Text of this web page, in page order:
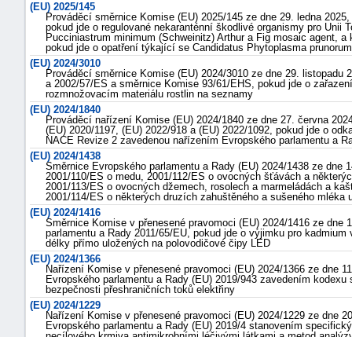
(EU) 2025/145
Prováděcí směrnice Komise (EU) 2025/145 ze dne 29. ledna
pokud jde o regulované nekaranténní škodlivé organismy pro Unii
Pucciniastrum minimum (Schweinitz) Arthur a Fig mosaic agent,
pokud jde o opatření týkající se Candidatus Phytoplasma
(EU) 2024/3010
Prováděcí směrnice Komise (EU) 2024/3010 ze dne 29. listopadu
a 2002/57/ES a směrnice Komise 93/61/EHS, pokud jde o
rozmnožovacím materiálu rostlin na seznamy
(EU) 2024/1840
Prováděcí nařízení Komise (EU) 2024/1840 ze dne 27. června
(EU) 2020/1197, (EU) 2022/918 a (EU) 2022/1092, pokud jde o
NACE Revize 2 zavedenou nařízením Evropského parlamentu a
(EU) 2024/1438
Směrnice Evropského parlamentu a Rady (EU) 2024/1438 ze dne
2001/110/ES o medu, 2001/112/ES o ovocných šťávách a
2001/113/ES o ovocných džemech, rosolech a marmeládách a
2001/114/ES o některých druzích zahuštěného a sušeného mléka
(EU) 2024/1416
Směrnice Komise v přenesené pravomoci (EU) 2024/1416 ze
parlamentu a Rady 2011/65/EU, pokud jde o výjimku pro
délky přímo uložených na polovodičové čipy LED
(EU) 2024/1366
Nařízení Komise v přenesené pravomoci (EU) 2024/1366 ze dne
Evropského parlamentu a Rady (EU) 2019/943 zavedením
bezpečnosti přeshraničních toků elektřiny
(EU) 2024/1229
Nařízení Komise v přenesené pravomoci (EU) 2024/1229 ze dne
Evropského parlamentu a Rady (EU) 2019/4 stanovením
náhrady